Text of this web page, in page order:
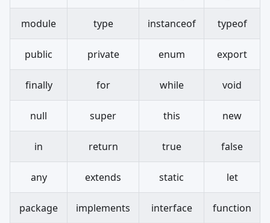
module type instanceof typeof
public private enum export
finally for while void
null super this new
in return true false
any extends static let
package implements interface function